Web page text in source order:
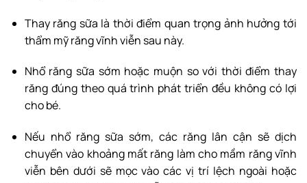
Thay răng sữa là thời điểm quan trọng ảnh hưởng tới
thẩm mỹ răng vĩnh viễn sau này.
Nhổ răng sữa sớm hoặc muộn so với thời điểm thay
răng đúng theo quá trình phát triển đều không có lợi
cho bé.
Nếu nhổ răng sữa sớm, các răng lân cận sẽ dịch
chuyển vào khoảng mất răng làm cho mầm răng vĩnh
viễn bên dưới sẽ mọc vào các vị trí lệch ngoài hoặc